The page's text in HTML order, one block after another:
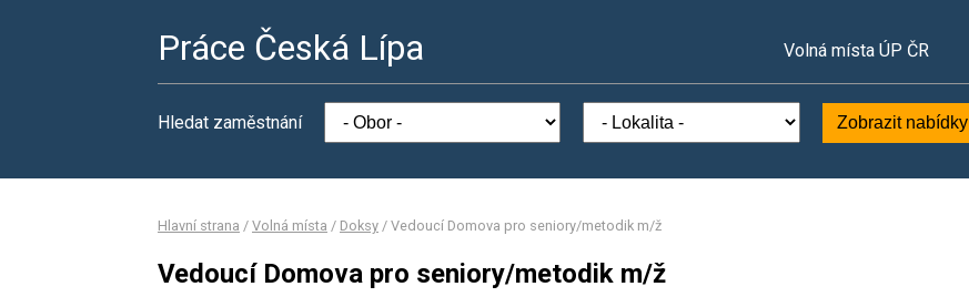
Práce Česká Lípa Volná místa ÚP ČR
Hledat zaměstnání Zobrazit nabídky
Hlavní strana / Volná místa / Doksy / Vedoucí Domova pro seniory/metodik m/ž
Vedoucí Domova pro seniory/metodik m/ž